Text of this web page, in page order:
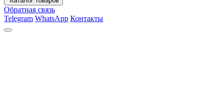
Обратная связь
Telegram WhatsApp Контакты